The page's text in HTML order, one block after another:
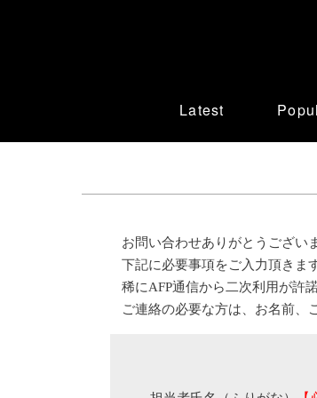
Latest
お問い合わせありがとうござい
下記に必要事項をご入力頂きま
稀にAFP通信から二次利用が許
ご連絡の必要な方は、お名前、